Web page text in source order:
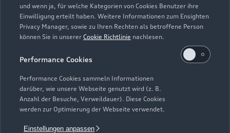
und wenn ja, für welche Kategorien von Cookies Benutzer ihre
Einwilligung erteilt haben. Weitere Informationen zum Ensighten
Privacy Manager, sowie zu Ihren Rechten als betroffene Person
können Sie in unserer Cookie Richtlinie nachlesen.
Performance Cookies
Performance Cookies sammeln Informationen
darüber, wie unsere Webseite genutzt wird (z. B.
Anzahl der Besuche, Verweildauer). Diese Cookies
werden zur Optimierung der Webseite verwendet.
Einstellungen anpassen
Modelle
Elektromodelle
Plug-in-Hybride
Neuwagensuche
Gebrauchtwagensuche
Service & Zubehör
Saisonale Angebote
Audi Services
Support